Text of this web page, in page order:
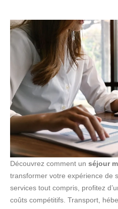
Découvrez comment un séjour
transformer votre expérience de
services tout compris, profitez
coûts compétitifs. Transport,